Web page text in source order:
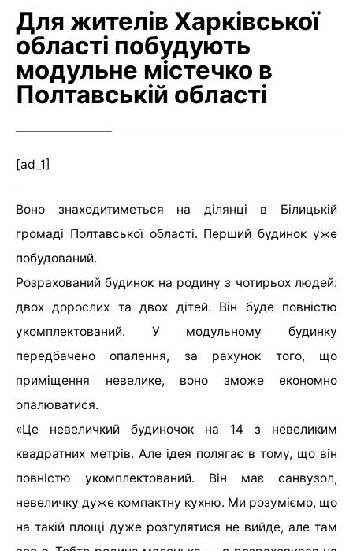
Для жителів Харківської
області побудують
модульне містечко в
Полтавській області
[ad_1]
Воно знаходитиметься на ділянці в Білицькій
громаді Полтавської області. Перший будинок уже
побудований.
Розрахований будинок на родину з чотирьох людей:
двох дорослих та двох дітей. Він буде повністю
укомплектований. У модульному будинку
передбачено опалення, за рахунок того, що
приміщення невелике, воно зможе економно
опалюватися.
«Це невеличкий будиночок на 14 з невеликим
квадратних метрів. Але ідея полягає в тому, що він
повністю укомплектований. Він має санвузол,
невеличку дуже компактну кухню. Ми розуміємо, що
на такій площі дуже розгулятися не вийде, але там